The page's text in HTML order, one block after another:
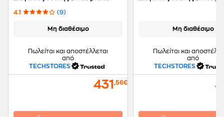
4.1 (9)
Μη διαθέσιμο
Πωλείται και αποστέλλεται
από
TECHSTORES
431 ,56€
Μη διαθέσιμο
Πωλείται και
από
TECHSTORES